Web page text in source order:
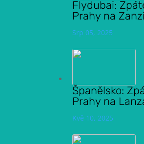
Flydubai:
Prahy na
Srp 05, 2025
Španělsko:
Prahy na
Kvě 10, 2025